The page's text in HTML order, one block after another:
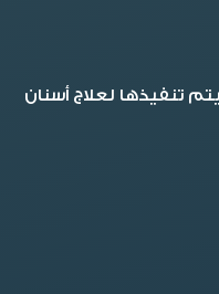
علاج أسنان